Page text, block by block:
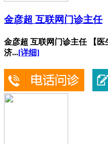
金彦超 互联网门诊主任
金彦超 互联网门诊主任 【
济...[详细]